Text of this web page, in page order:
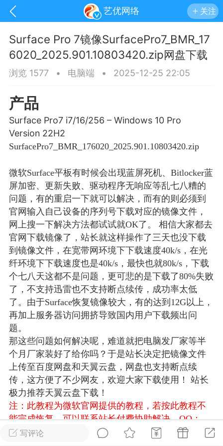
艺优网络 关注
手机 系统 网站
游戏 兴趣 美图
问答 闲谈 官方
网络
VIP 7
29 21:24
电脑端 Surface Laptop Go 2
Laptop Go 2镜像
网盘下载
Laptop Go 2 i5/8/128 – Windows
写评论
Surface Pro 7镜像SurfacePro7_BMR_17
6020_2025.901.10803420.zip网盘下载
浏览 1577 • 电脑端 • 2025-12-25 22:05
产品
Surface Pro7 i7/16/256 – Windows 10 Pro
Version 22H2
SurfacePro7_BMR_176020_2025.901.10803420.zip
微软Surface平板有时候会出现蓝屏死机、Bitlocker蓝
屏加密、更新失败、驱动程序无响应等乱七八糟的
问题，有的重启一下就可以解决，而有的则必须到
官网输入自己设备的序列号下载对应的镜像文件，
网上搜一下解决方法都试试就OK了。 相信大家都去
官网下载镜像了，站长就这样操作了三天也没下载
到镜像文件，在宽带网环境下下载速度40k/s，在光
纤环境下下载速度也是40k/s，最快也就80k/s，下载
个七八天这都不是问题，更可悲的是下载了80%失败
了，不支持迅雷也不支持断点续传，成功率太低
了。由于Surface恢复镜像较大，有的达到12G以上，
再加上服务器访问拥挤导致国内用户下载频出问
题。
那这些问题如何解决呢，难道就把电脑发厂家等半
个月厂家装好了给你吗？于是站长决定把镜像文件
上传至百度网盘和天翼云盘，网盘也支持断点续
传，这方便了不少网友，欢迎大家下载使用！ 站长
极力推荐天翼云盘下载！
注：此教程为微软官网提供的教程，若按此教程不
能完成恢复，可以联系站长付费协助解决，QQ：
3326686660
温馨提示：若链接失效请及时留言反